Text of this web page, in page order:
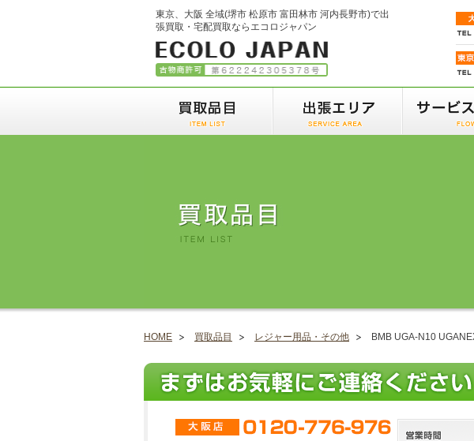
東京、大阪 全域(堺市 松原市 富田林市 河内長野市)で出
張買取・宅配買取ならエコロジャパン
HOME 買取品目 レジャー用品・その他 BMB UGA-N10